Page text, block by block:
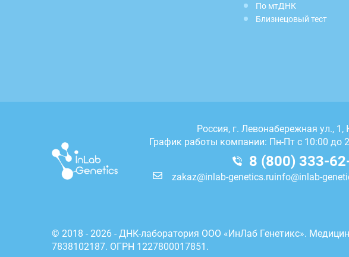
По мтДНК
Близнецовый тест
Россия, г.Левонабережная ул., 1,
График работы компании: Пн-Пт с 10:00 до
8 (800) 333-
zakaz@inlab-genetics.ruinfo@inlab-
© 2018 - 2026 - ДНК-лаборатория ООО «ИнЛаб Генетикс».
7838102187. ОГРН 1227800017851.